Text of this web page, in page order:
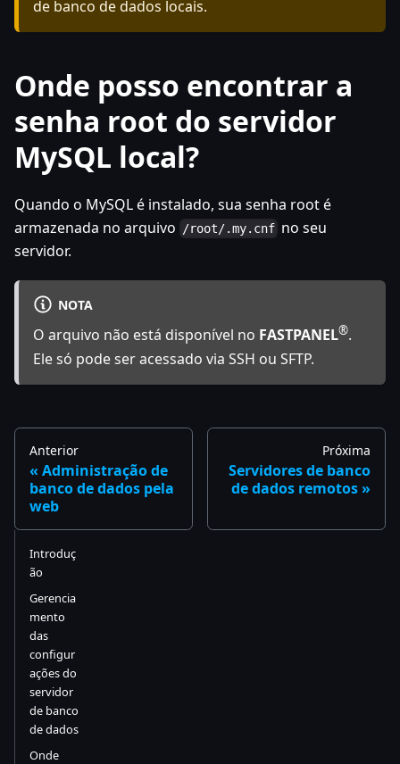
de banco de dados locais.
Onde posso encontrar a
senha root do servidor
MySQL local?
Quando o MySQL é instalado, sua senha root é
armazenada no arquivo
/root/.my.cnf no seu
servidor.
NOTA
O arquivo não está disponível no FASTPANEL®.
Ele só pode ser acessado via SSH ou SFTP.
Anterior
Administração de
banco de dados pela
web
Próxima
Servidores de banco
de dados remotos
Introduç
ão
Gerencia
mento
das
configur
ações do
servidor
de banco
de dados
Onde